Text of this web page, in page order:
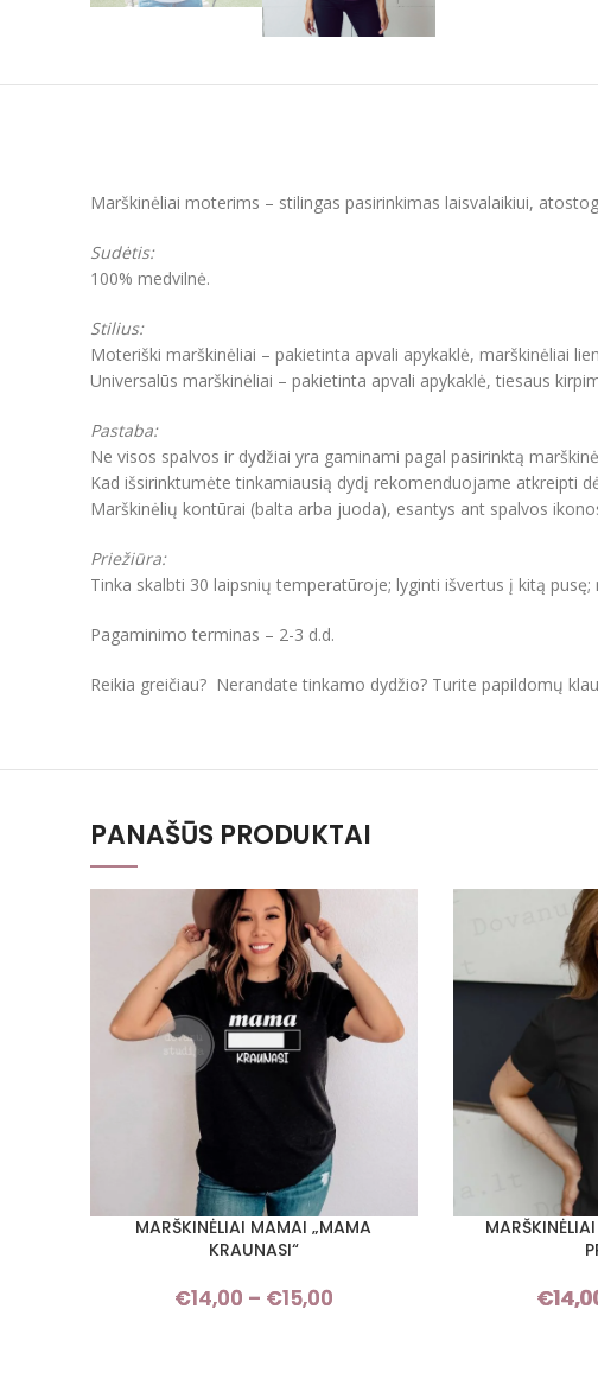
Marškinėliai moterims – stilingas pasirinkimas laisvalaikiui,
Sudėtis:
100% medvilnė.
Stilius:
Moteriški marškinėliai – pakietinta apvali apykaklė, marškinėliai
Universalūs marškinėliai – pakietinta apvali apykaklė, tiesaus
Pastaba:
Ne visos spalvos ir dydžiai yra gaminami pagal pasirinktą
Kad išsirinktumėte tinkamiausią dydį rekomenduojame atkreipti
Marškinėlių kontūrai (balta arba juoda), esantys ant spalvos
Priežiūra:
Tinka skalbti 30 laipsnių temperatūroje; lyginti išvertus į kitą pusę;
Pagaminimo terminas – 2-3 d.d.
Reikia greičiau? Nerandate tinkamo dydžio? Turite papildomų
PANAŠŪS PRODUKTAI
PASIRINKTI SAVYBES
MARŠKINĖLIAI MAMAI „MAMA
KRAUNASI“
€14,00 – €15,00
PASIRINKTI
€